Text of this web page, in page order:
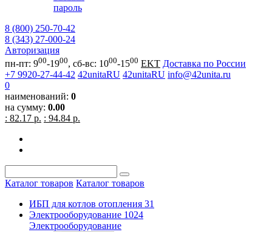
пароль
8 (800) 250-70-42
8 (343) 27-000-24
Авторизация
пн-пт: 900-1900, сб-вс: 1000-1500 EKT Доставка по России
+7 9920-27-44-42 42unitaRU 42unitaRU info@42unita.ru
0
наименований: 0
на сумму: 0.00
: 82.17 р. : 94.84 р.
Каталог товаров Каталог товаров
ИБП для котлов отопления 31
Электрооборудование 1024
Электрооборудование